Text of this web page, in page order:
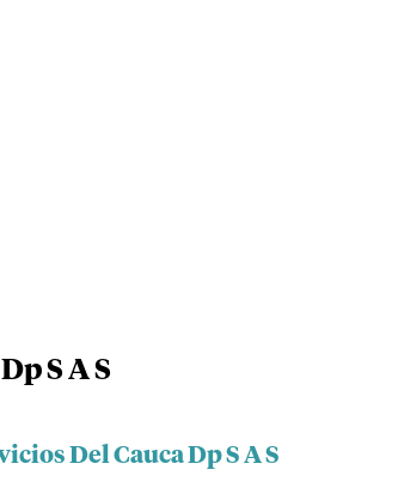
S A S
Del Cauca Dp S A S